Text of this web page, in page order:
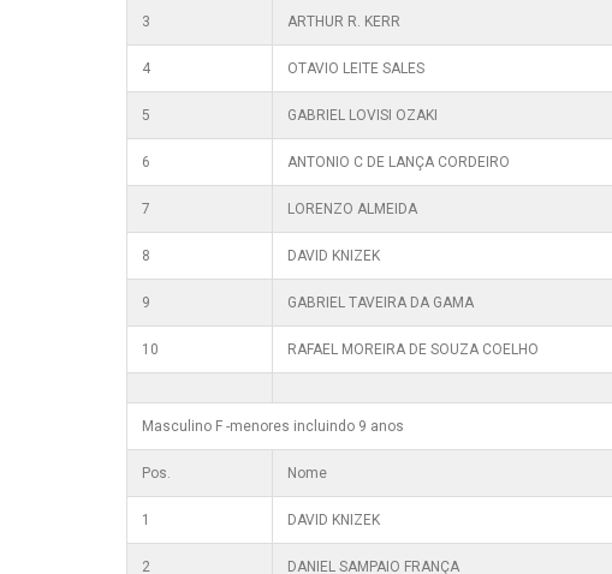
3 ARTHUR R. KERR
4 OTAVIO LEITE SALES
5 GABRIEL LOVISI OZAKI
6 ANTONIO C DE LANÇA CORDEIRO
7 LORENZO ALMEIDA
8 DAVID KNIZEK
9 GABRIEL TAVEIRA DA GAMA
10 RAFAEL MOREIRA DE SOUZA COELHO
Masculino F -menores incluindo 9 anos
Pos. Nome
1 DAVID KNIZEK
2 DANIEL SAMPAIO FRANÇA